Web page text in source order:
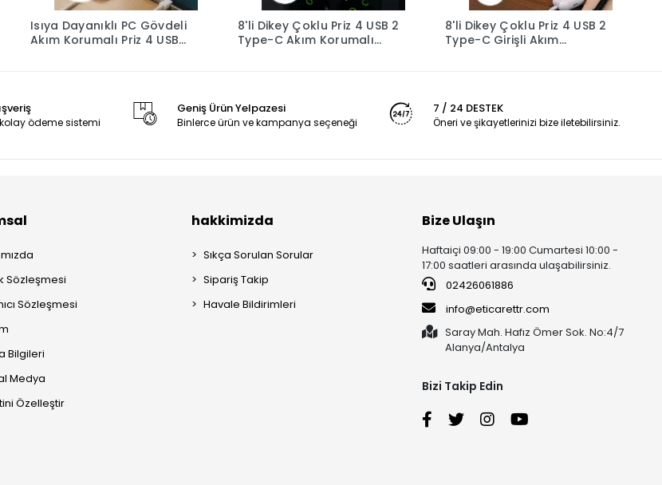
Isıya Dayanıklı PC Gövdeli
Akım Korumalı Priz 4 USB
8'li Dikey Çoklu Priz 4 USB 2
Type-C Akım Korumalı
8'li Dikey Çoklu Priz 4 USB 2
Type-C Girişli Akım
ödeme sistemi
Geniş Ürün Yelpazesi
Binlerce ürün ve kampanya seçeneği
7 / 24 DESTEK
Öneri ve şikayetlerinizi bize iletebilirsiniz.
Sözleşmesi
Sözleşmesi
Bilgileri
Medya
Özelleştir
hakkimizda
Sıkça Sorulan Sorular
Sipariş Takip
Havale Bildirimleri
Bize Ulaşın
Haftaiçi 09:00 - 19:00 Cumartesi 10:00 -
17:00 saatleri arasında ulaşabilirsiniz.
02426061886
info@eticarettr.com
Saray Mah. Hafız Ömer Sok. No:4/7
Alanya/Antalya
Bizi Takip Edin